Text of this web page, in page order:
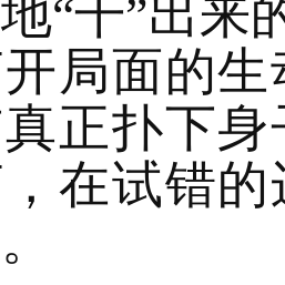
“干”出来
局面的
正扑下
在试错